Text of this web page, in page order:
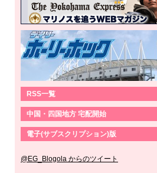
RSS一覧
中国・四国地方 宅配開始
電子(サブスクリプション)版
@EG_Blogola からのツイート